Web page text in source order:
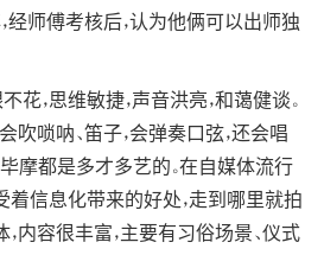
经师傅考核后，认为他俩可以出师独
花，思维敏捷，声音洪亮，和蔼健谈。
吹唢呐、笛子，会弹奏口弦，还会唱
毕摩都是多才多艺的。在自媒体流行
着信息化带来的好处，走到哪里就拍
内容很丰富，主要有习俗场景、仪式